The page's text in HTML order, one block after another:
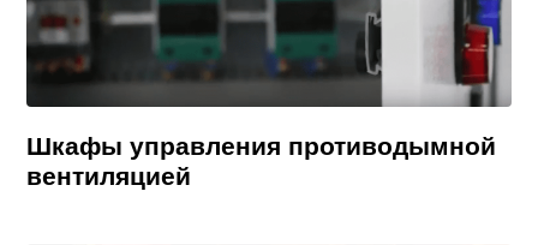
Шкафы управления противодымной
вентиляцией